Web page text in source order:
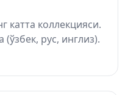
катта коллекцияси.
рус, инглиз).